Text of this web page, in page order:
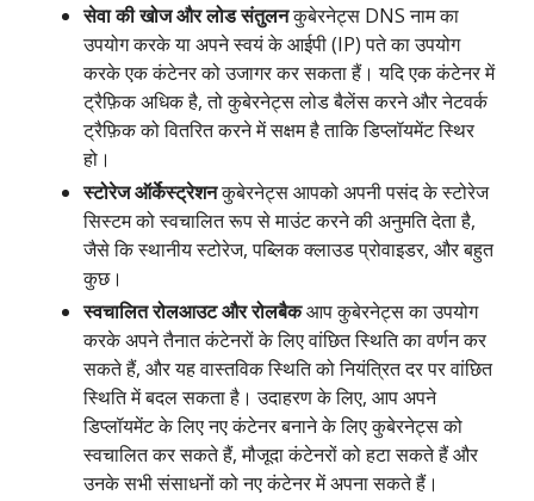
सेवा की खोज और लोड संतुलनकुबेरनेट्स DNS नाम का
उपयोग करके या अपने स्वयं के आईपी (IP) पते का उपयोग
करके एक कंटेनर को उजागर कर सकता हैं। यदि एक कंटेनर में
ट्रैफ़िक अधिक है, तो कुबेरनेट्स लोड बैलेंस करने और नेटवर्क
ट्रैफ़िक को वितरित करने में सक्षम है ताकि डिप्लॉयमेंट स्थिर
हो।
स्टोरेज ऑर्केस्ट्रेशनकुबेरनेट्स आपको अपनी पसंद के स्टोरेज
सिस्टम को स्वचालित रूप से माउंट करने की अनुमति देता है,
जैसे कि स्थानीय स्टोरेज, पब्लिक क्लाउड प्रोवाइडर, और बहुत
कुछ।
स्वचालित रोलआउट और रोलबैकआप कुबेरनेट्स का उपयोग
करके अपने तैनात कंटेनरों के लिए वांछित स्थिति का वर्णन कर
सकते हैं, और यह वास्तविक स्थिति को नियंत्रित दर पर वांछित
स्थिति में बदल सकता है। उदाहरण के लिए, आप अपने
डिप्लॉयमेंट के लिए नए कंटेनर बनाने के लिए कुबेरनेट्स को
स्वचालित कर सकते हैं, मौजूदा कंटेनरों को हटा सकते हैं और
उनके सभी संसाधनों को नए कंटेनर में अपना सकते हैं।